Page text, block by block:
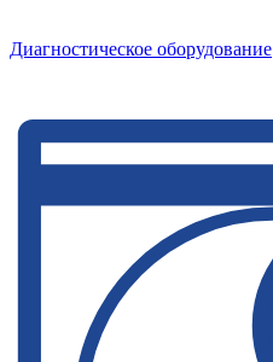
Диагностическое оборудование